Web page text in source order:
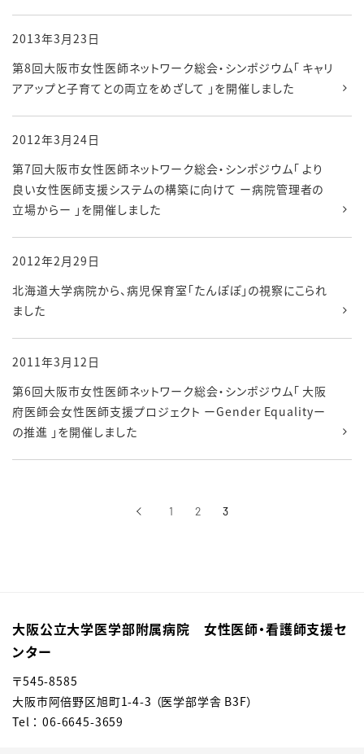
2013年3月23日
第8回大阪市女性医師ネットワーク総会・シンポジウム「 キャリ
アアップと子育てとの両立をめざして 」を開催しました
2012年3月24日
第7回大阪市女性医師ネットワーク総会・シンポジウム「 より
良い女性医師支援システムの構築に向けて ー病院管理者の
立場からー 」を開催しました
2012年2月29日
北海道大学病院から、病児保育室「たんぽぽ」の視察にこられ
ました
2011年3月12日
第6回大阪市女性医師ネットワーク総会・シンポジウム「 大阪
府医師会女性医師支援プロジェクト ーGender Equalityー
の推進 」を開催しました
‹前へ 1 2 3
大阪公立大学医学部附属病院 女性医師・看護師支援セ
ンター
〒545-8585
大阪市阿倍野区旭町1-4-3 （医学部学舎 B3F）
Tel ： 06-6645-3659